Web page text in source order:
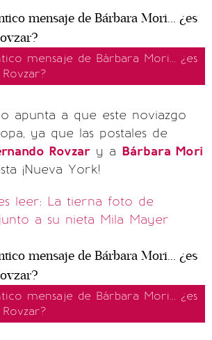
mensaje de Bárbara Mori... ¿es
apunta a que este noviazgo
ya que las postales de
Rovzar y a Bárbara Mori
¡Nueva York!
leer: La tierna foto de
a su nieta Mila Mayer
mensaje de Bárbara Mori... ¿es